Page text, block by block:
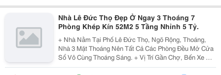
Nhà Lê Đức Thọ Đẹp Ở Ngay 3 Thoáng 7
Phòng Khép Kín 52M2 5 Tầng Nhỉnh 5 Tỷ.
+ Nhà Nằm Tại Phố Lê Đức Thọ, Ngõ Rộng, Thoáng,
Nhà 3 Mặt Thoáng Nên Tất Cả Các Phòng Đều Mở Cửa
Sổ Vô Cùng Thoáng Sáng. + Vị Trí Gần Chợ, Bến Xe Mỹ
Đình Cũng Như Các Trường Đại Học: Ngoại Ngữ, Đại